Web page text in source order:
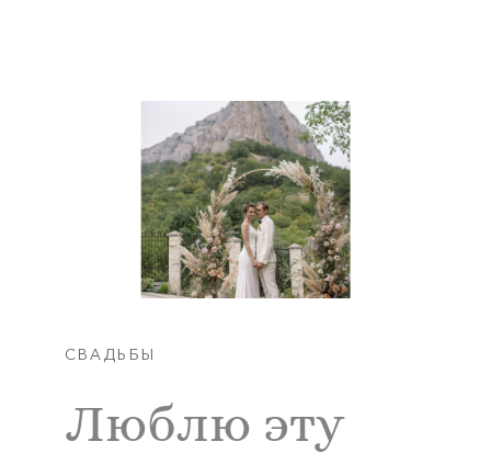
СВАДЬБЫ
Люблю эту